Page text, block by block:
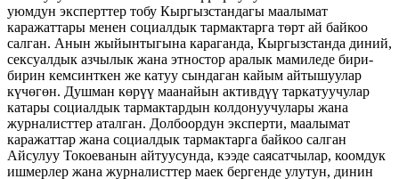
уюмдун эксперттер тобу Кыргызстандагы маалымат
каражаттары менен социалдык тармактарга төрт ай байкоо
салган. Анын жыйынтыгына караганда, Кыргызстанда диний,
сексуалдык азчылык жана этностор аралык мамиледе бири-
бирин кемсинткен же катуу сындаган кайым айтышуулар
күчөгөн. Душман көрүү маанайын активдүү таркатуучулар
катары социалдык тармактардын колдонуучулары жана
журналисттер аталган. Долбоордун эксперти, маалымат
каражаттар жана социалдык тармактарга байкоо салган
Айсулуу Токоеванын айтуусунда, кээде саясатчылар, коомдук
ишмерлер жана журналисттер маек бергенде улутун, динин